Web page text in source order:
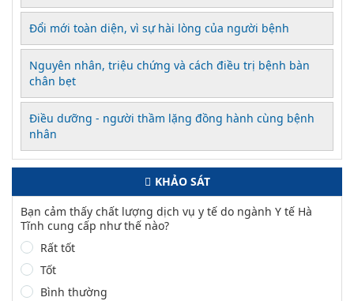
Đổi mới toàn diện, vì sự hài lòng của người bệnh
Nguyên nhân, triệu chứng và cách điều trị bệnh bàn
chân bẹt
Điều dưỡng - người thầm lặng đồng hành cùng bệnh
nhân
KHẢO SÁT
Bạn cảm thấy chất lượng dịch vụ y tế do ngành Y tế Hà
Tĩnh cung cấp như thế nào?
Rất tốt
Tốt
Bình thường